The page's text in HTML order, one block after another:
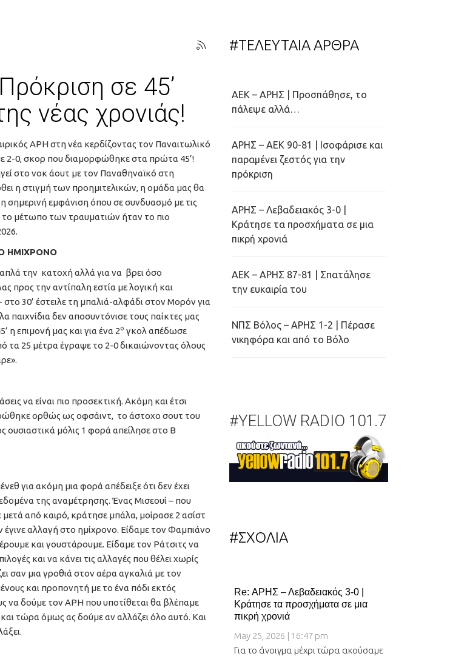
σε 45’
νέας χρονιάς!
ΑΡΗ στη νέα κερδίζοντας τον Παναιτωλικό
2-0, σκορ που διαμορφώθηκε στα πρώτα 45’!
στο νοκ άουτ με τον Παναθηναϊκό στη
η στιγμή των προημιτελικών, η ομάδα μας θα
σημερινή εμφάνιση όπου σε συνδυασμό με τις
το μέτωπο των τραυματιών ήταν το πιο
ΗΜΙΧΡΟΝΟ
απλά την κατοχή αλλά για να βρει όσο
προς την αντίπαλη εστία με λογική και
30’ έστειλε τη μπαλιά-αλφάδι στον Μορόν για
παιχνίδια δεν αποσυντόνισε τους παίκτες μας
η επιμονή μας και για ένα 2ο γκολ απέδωσε
τα 25 μέτρα έγραψε το 2-0 δικαιώνοντας όλους
να είναι πιο προσεκτική. Ακόμη και έτσι
ορθώς ως οφσάιντ, το άστοχο σουτ του
ουσιαστικά μόλις 1 φορά απείλησε στο Β
για ακόμη μια φορά απέδειξε ότι δεν έχει
της αναμέτρησης. Ένας Μισεουί – που
μετά από καιρό, κράτησε μπάλα, μοίρασε 2 ασίστ
αλλαγή στο ημίχρονο. Είδαμε τον Φαμπιάνο
και γουστάρουμε. Είδαμε τον Ράτσιτς να
και να κάνει τις αλλαγές που θέλει χωρίς
σαν μια γροθιά στον αέρα αγκαλιά με τον
και προπονητή με το ένα πόδι εκτός
να δούμε τον ΑΡΗ που υποτίθεται θα βλέπαμε
τώρα όμως ας δούμε αν αλλάζει όλο αυτό. Και
#ΤΕΛΕΥΤΑΙΑ ΑΡΘΡΑ
ΑΕΚ – ΑΡΗΣ | Προσπάθησε, το
πάλεψε αλλά…
ΑΡΗΣ – ΑΕΚ 90-81 | Ισοφάρισε και
παραμένει ζεστός για την
πρόκριση
ΑΡΗΣ – Λεβαδειακός 3-0 |
Κράτησε τα προσχήματα σε μια
πικρή χρονιά
ΑΕΚ – ΑΡΗΣ 87-81 | Σπατάλησε
την ευκαιρία του
ΝΠΣ Βόλος – ΑΡΗΣ 1-2 | Πέρασε
νικηφόρα και από το Βόλο
#YELLOW RADIO 101.7
#ΣΧΟΛΙΑ
Re: ΑΡΗΣ – Λεβαδειακός 3-0 |
Κράτησε τα προσχήματα σε μια
πικρή χρονιά
May 25, 2026 | 16:47 pm
Για το άνοιγμα μέχρι τώρα ακούσαμε